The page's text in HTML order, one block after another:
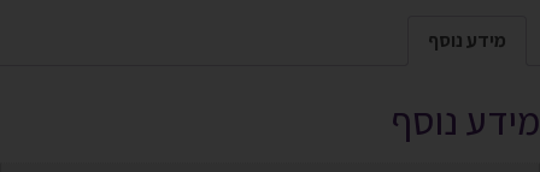
מידע נוסף
מידע נוסף